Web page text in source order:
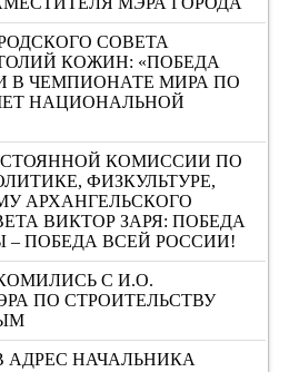
СОВЕТА
КОЖИН: «ПОБЕДА
В ЧЕМПИОНАТЕ МИРА ПО
НАЦИОНАЛЬНОЙ
КОМИССИИ ПО
ФИЗКУЛЬТУРЕ,
АРХАНГЕЛЬСКОГО
ВИКТОР ЗАРЯ: ПОБЕДА
– ПОБЕДА ВСЕЙ РОССИИ!
С И.О.
ПО СТРОИТЕЛЬСТВУ
АДРЕС НАЧАЛЬНИКА